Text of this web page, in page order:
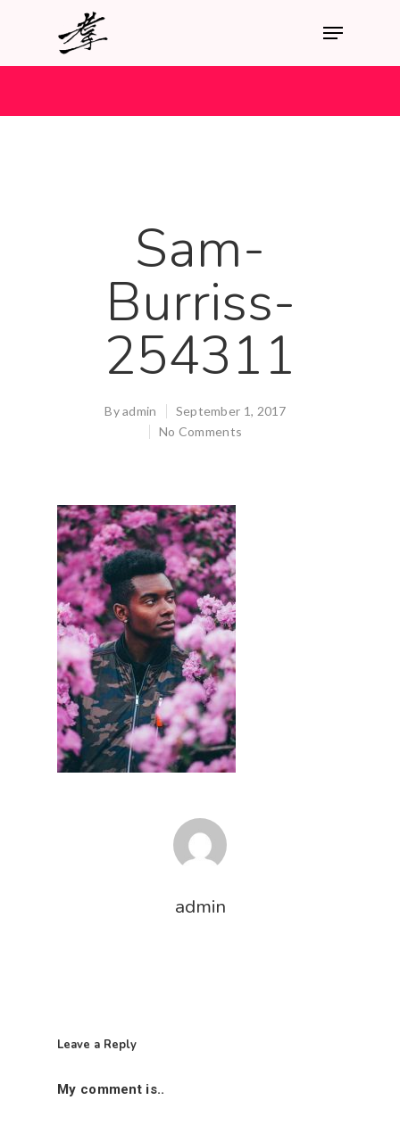
Hit enter to search or ESC to close
Sam-
Burriss-
254311
Byadmin
September 1, 2017
No Comments
admin
Leave a Reply
My comment is..